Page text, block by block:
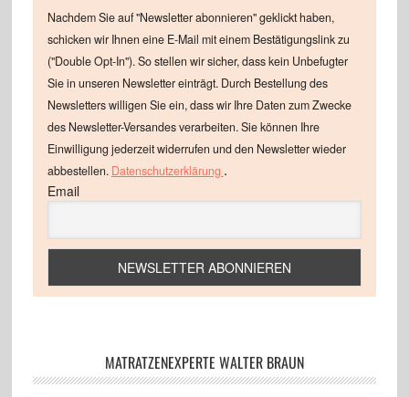
Nachdem Sie auf "Newsletter abonnieren" geklickt haben,
schicken wir Ihnen eine E-Mail mit einem Bestätigungslink zu
("Double Opt-In"). So stellen wir sicher, dass kein Unbefugter
Sie in unseren Newsletter einträgt. Durch Bestellung des
Newsletters willigen Sie ein, dass wir Ihre Daten zum Zwecke
des Newsletter-Versandes verarbeiten. Sie können Ihre
Einwilligung jederzeit widerrufen und den Newsletter wieder
abbestellen. Datenschutzerklärung .
Email
MATRATZENEXPERTE WALTER BRAUN